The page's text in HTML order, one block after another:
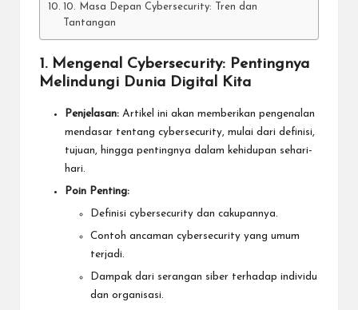
10. Masa Depan Cybersecurity: Tren dan
Tantangan
1. Mengenal Cybersecurity: Pentingnya
Melindungi Dunia Digital Kita
Penjelasan: Artikel ini akan memberikan pengenalan
mendasar tentang cybersecurity, mulai dari definisi,
tujuan, hingga pentingnya dalam kehidupan sehari-
hari.
Poin Penting:
Definisi cybersecurity dan cakupannya.
Contoh ancaman cybersecurity yang umum
terjadi.
Dampak dari serangan siber terhadap individu
dan organisasi.